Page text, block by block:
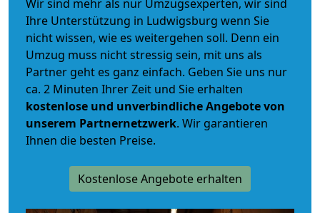
Wir sind mehr als nur Umzugsexperten, wir sind
Ihre Unterstützung in Ludwigsburg wenn Sie
nicht wissen, wie es weitergehen soll. Denn ein
Umzug muss nicht stressig sein, mit uns als
Partner geht es ganz einfach. Geben Sie uns nur
ca. 2 Minuten Ihrer Zeit und Sie erhalten
kostenlose und unverbindlicheAngebote von
unserem Partnernetzwerk. Wir garantieren
Ihnen die besten Preise.
Kostenlose Angebote erhalten